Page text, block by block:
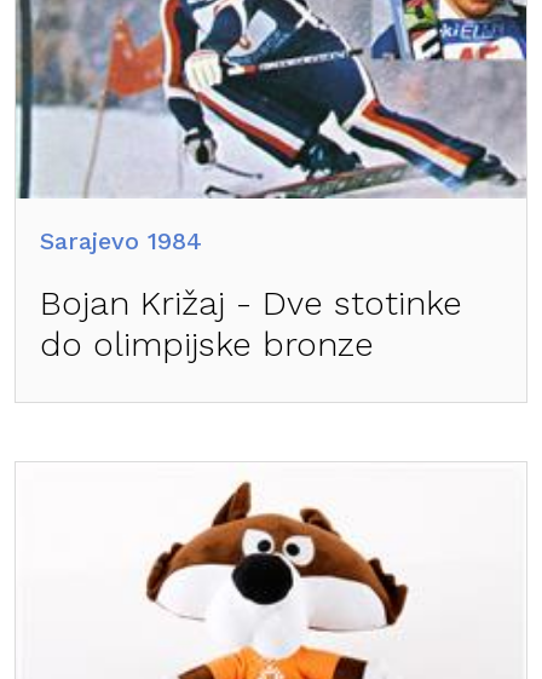
Sarajevo 1984
Bojan Križaj - Dve stotinke
do olimpijske bronze